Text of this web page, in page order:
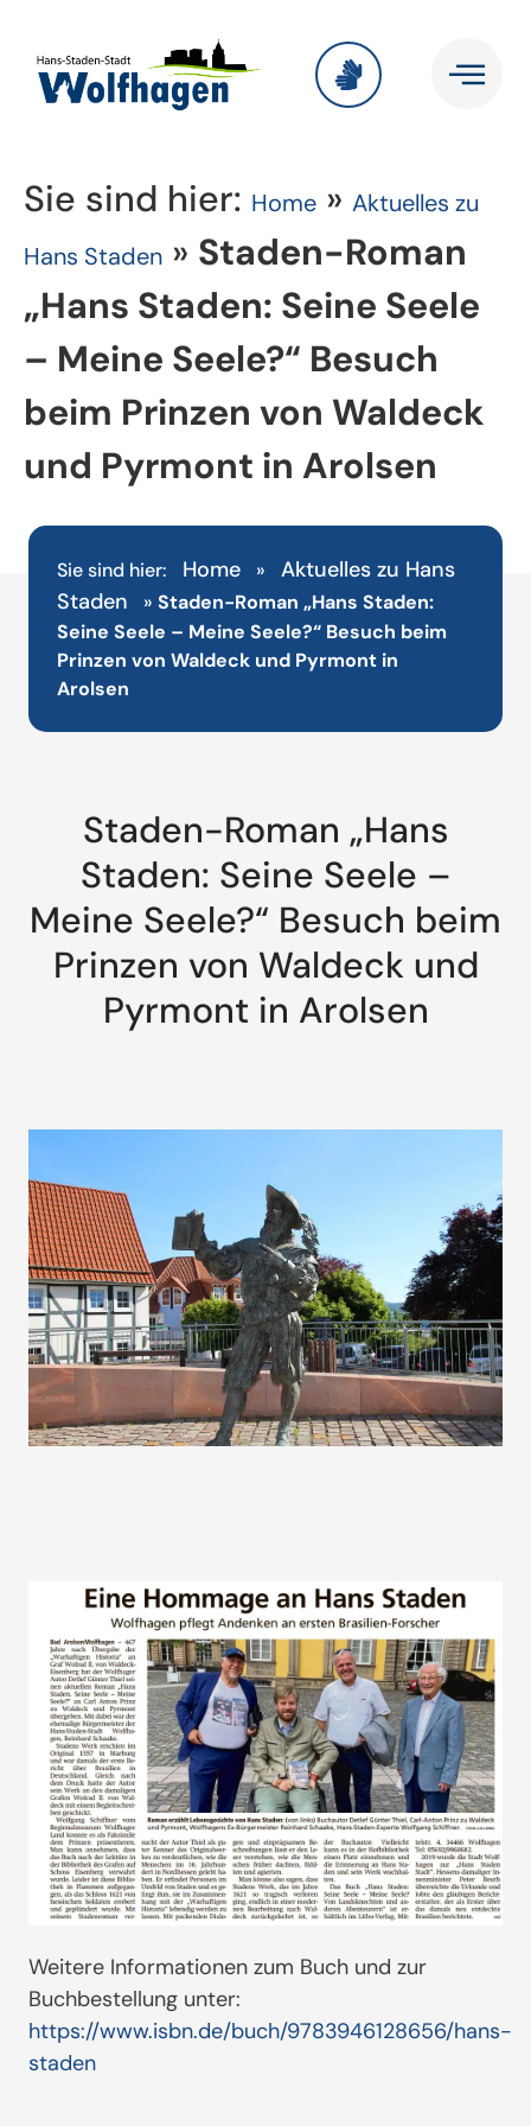
Sie sind hier: Home » Aktuelles zu
Hans Staden » Staden-Roman
„Hans Staden: Seine Seele
– Meine Seele?“ Besuch
beim Prinzen von Waldeck
und Pyrmont in Arolsen
Sie sind hier: Home »
Aktuelles zu Hans
Staden
» Staden-Roman „Hans Staden:
Seine Seele – Meine Seele?“ Besuch beim
Prinzen von Waldeck und Pyrmont in
Arolsen
Staden-Roman „Hans
Staden: Seine Seele –
Meine Seele?“ Besuch beim
Prinzen von Waldeck und
Pyrmont in Arolsen
Weitere Informationen zum Buch und zur
Buchbestellung unter:
https://www.isbn.de/buch/9783946128656/hans-
staden